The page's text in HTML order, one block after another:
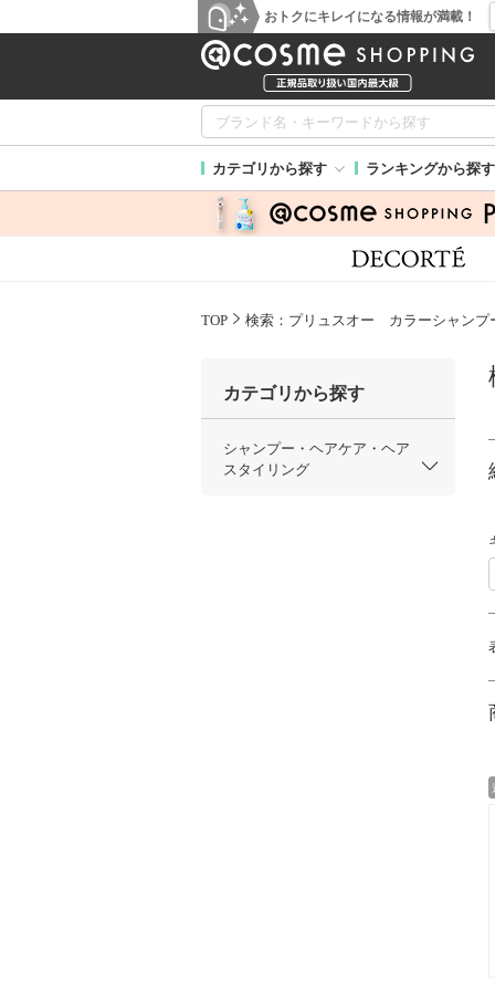
おトクにキレイになる情報が満載！
カテゴリから探す ランキングから探す
TOP 検索：プリュスオー カラーシャンプ
カテゴリから探す
シャンプー・ヘアケア・ヘア
スタイリング